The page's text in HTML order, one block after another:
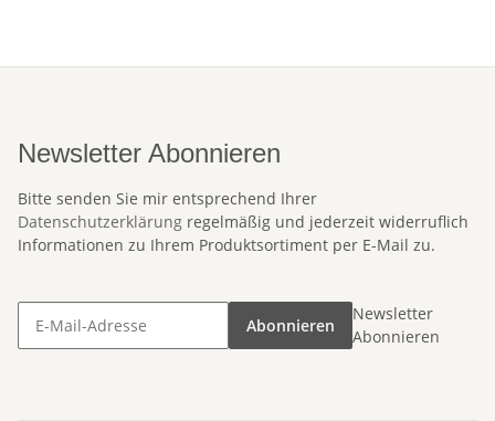
Newsletter Abonnieren
Bitte senden Sie mir entsprechend Ihrer
Datenschutzerklärung regelmäßig und jederzeit widerruflich
Informationen zu Ihrem Produktsortiment per E-Mail zu.
Abonnieren
Newsletter
Abonnieren